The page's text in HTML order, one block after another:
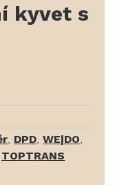
kyvet s
DPD WE|DO
TOPTRANS